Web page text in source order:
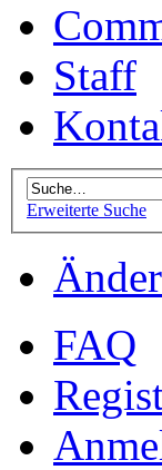
Staff
Erweiterte Suche
FAQ